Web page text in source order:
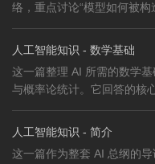
络，重点讨论“模型如何被构
人工智能知识 - 数学基础
这一篇整理 AI 所需的数学
与概率论统计。它回答的核
人工智能知识 - 简介
这一篇作为整套 AI 总纲的